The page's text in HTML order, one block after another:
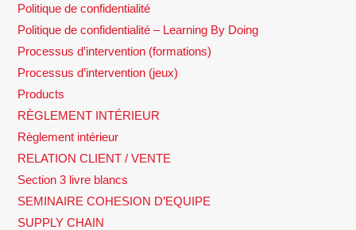
Politique de confidentialité
Politique de confidentialité – Learning By Doing
Processus d’intervention (formations)
Processus d’intervention (jeux)
Products
RÈGLEMENT INTÉRIEUR
Règlement intérieur
RELATION CLIENT / VENTE
Section 3 livre blancs
SEMINAIRE COHESION D’EQUIPE
SUPPLY CHAIN